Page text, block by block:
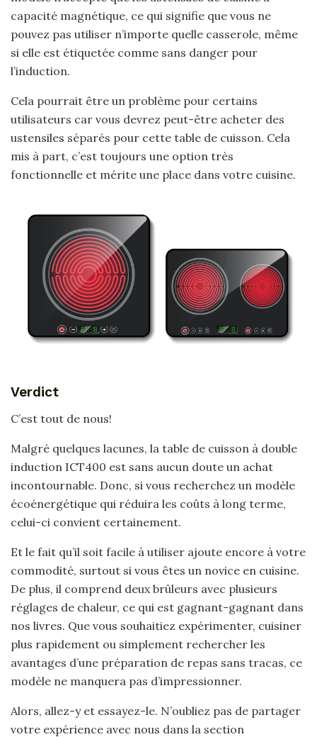
capacité magnétique, ce qui signifie que vous ne
pouvez pas utiliser n’importe quelle casserole, même
si elle est étiquetée comme sans danger pour
l’induction.
Cela pourrait être un problème pour certains
utilisateurs car vous devrez peut-être acheter des
ustensiles séparés pour cette table de cuisson. Cela
mis à part, c’est toujours une option très
fonctionnelle et mérite une place dans votre cuisine.
Verdict
C’est tout de nous!
Malgré quelques lacunes, la table de cuisson à double
induction ICT400 est sans aucun doute un achat
incontournable. Donc, si vous recherchez un modèle
écoénergétique qui réduira les coûts à long terme,
celui-ci convient certainement.
Et le fait qu’il soit facile à utiliser ajoute encore à votre
commodité, surtout si vous êtes un novice en cuisine.
De plus, il comprend deux brûleurs avec plusieurs
réglages de chaleur, ce qui est gagnant-gagnant dans
nos livres. Que vous souhaitiez expérimenter, cuisiner
plus rapidement ou simplement rechercher les
avantages d’une préparation de repas sans tracas, ce
modèle ne manquera pas d’impressionner.
Alors, allez-y et essayez-le. N’oubliez pas de partager
votre expérience avec nous dans la section